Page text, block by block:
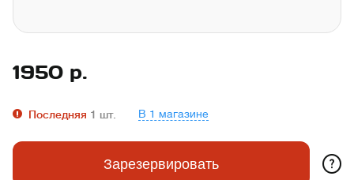
1950 р.
Последняя 1 шт. В 1 магазине
Зарезервировать ?